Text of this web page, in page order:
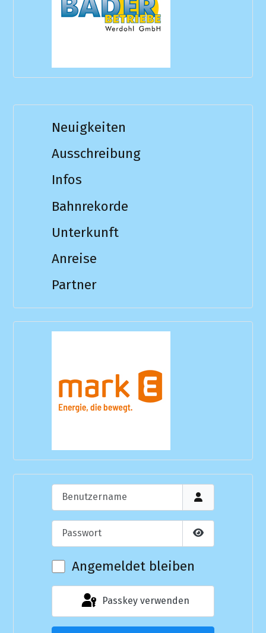
Neuigkeiten
Ausschreibung
Infos
Bahnrekorde
Unterkunft
Anreise
Partner
Benutzername
Passwort
Passwort
Angemeldet bleiben
Passkey verwenden